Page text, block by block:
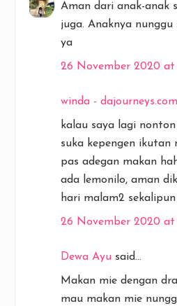
Aman dari anak-anak
juga. Anaknya
ya
26 November 2020 at
winda - dajourneys.com
kalau saya lagi
suka kepengen ikutan
pas adegan makan
ada lemonilo, aman
hari malam2
26 November 2020 at
Dewa Ayu said...
Makan mie dengan
mau makan mie